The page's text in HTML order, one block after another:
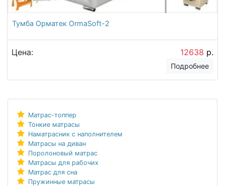
Тумба Орматек OrmaSoft-2
Цена: 12638 р.
Подробнее
Матрас-топпер
Тонкие матрасы
Наматрасник с наполнителем
Матрасы на диван
Поролоновый матрас
Матрасы для рабочих
Матрас для сна
Пружинные матрасы